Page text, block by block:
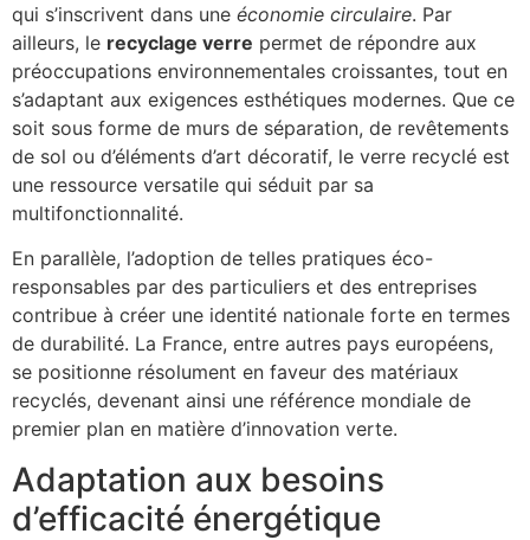
qui s’inscrivent dans une économie circulaire. Par
ailleurs, le recyclage verre permet de répondre aux
préoccupations environnementales croissantes, tout en
s’adaptant aux exigences esthétiques modernes. Que ce
soit sous forme de murs de séparation, de revêtements
de sol ou d’éléments d’art décoratif, le verre recyclé est
une ressource versatile qui séduit par sa
multifonctionnalité.
En parallèle, l’adoption de telles pratiques éco-
responsables par des particuliers et des entreprises
contribue à créer une identité nationale forte en termes
de durabilité. La France, entre autres pays européens,
se positionne résolument en faveur des matériaux
recyclés, devenant ainsi une référence mondiale de
premier plan en matière d’innovation verte.
Adaptation aux besoins
d’efficacité énergétique